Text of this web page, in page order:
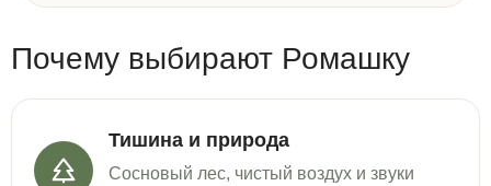
Почему выбирают Ромашку
Тишина и природа
Сосновый лес, чистый воздух и звуки